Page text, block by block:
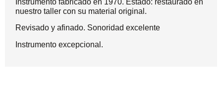
nuestro taller con su material original.
Revisado y afinado. Sonoridad excelente
Instrumento excepcional.